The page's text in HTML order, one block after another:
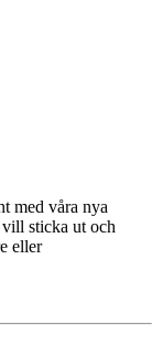
med våra nya
sticka ut och
eller